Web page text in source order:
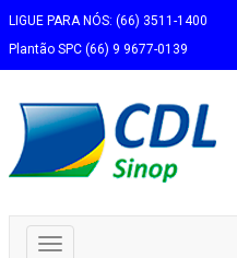
LIGUE PARA NÓS: (66) 3511-1400
Plantão SPC (66) 9 9677-0139